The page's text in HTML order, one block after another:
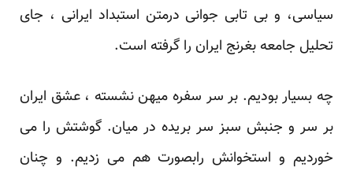
سیاسی، و بی تابی جوانی درمتن استبداد ایرانی ، جای
تحلیل جامعه بغرنج ایران را گرفته است.
چه بسیار بودیم. بر سر سفره میهن نشسته ، عشق ایران
بر سر و جنبش سبز سر بریده در میان. گوشتش را می
خوردیم و استخوانش رابصورت هم می زدیم. و چنان